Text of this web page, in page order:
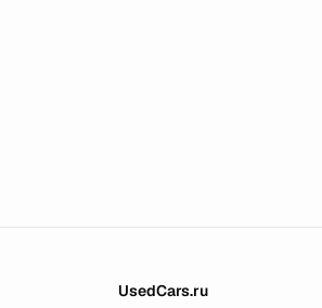
UsedCars.ru